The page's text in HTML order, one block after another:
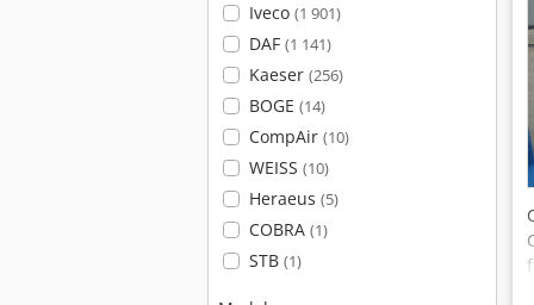
Iveco (1 901)
DAF (1 141)
Kaeser (256)
BOGE (14)
CompAir (10)
WEISS (10)
Heraeus (5)
COBRA (1)
STB (1)